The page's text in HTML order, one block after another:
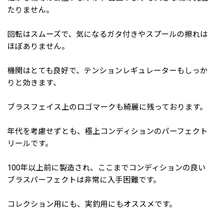
たりません。
回転はスムーズで、気になるガタ付きやスプールの擦れは
ほぼありません。
機関はとても良好で、テンションレギュレーターもしっか
りと効きます、
ブラスフェイス上のロゴマークも綺麗に残っております。
年代を考慮せずとも、極上コンディションのパーフェクト
リールです。
100年以上前に製造され、ここまでコンディションの良い
ブラスパーフェクトは非常に入手困難です。
コレクション用にも、実釣用にもオススメです。